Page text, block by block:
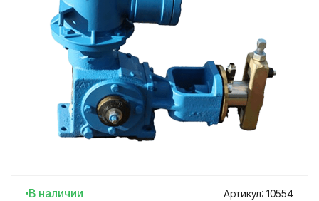
В наличии Артикул: 10554